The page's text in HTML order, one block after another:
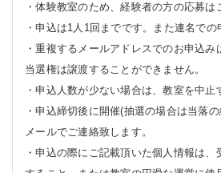
・体験教室のため、経験者の方の応募は
・申込は1人1回までです。また連名での
・重複するメールアドレスでのお申込
当選権は譲渡することができません。
・申込人数が少ない場合は、教室を中止
・申込締切後に開催(抽選の場合は当落
メールでご連絡致します。
・申込の際にご記載頂いた個人情報は、